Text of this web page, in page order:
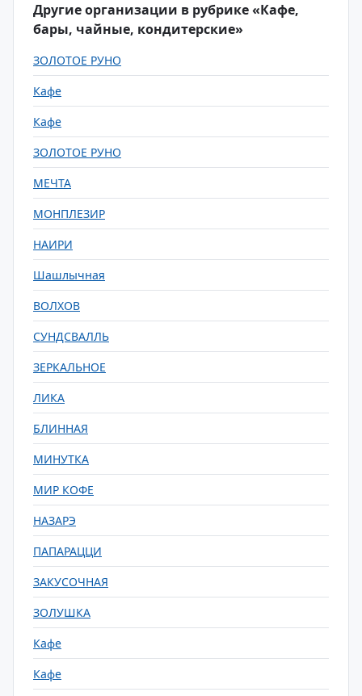
Другие организации в рубрике «Кафе,
бары, чайные, кондитерские»
ЗОЛОТОЕ РУНО
Кафе
Кафе
ЗОЛОТОЕ РУНО
МЕЧТА
МОНПЛЕЗИР
НАИРИ
Шашлычная
ВОЛХОВ
СУНДСВАЛЛЬ
ЗЕРКАЛЬНОЕ
ЛИКА
БЛИННАЯ
МИНУТКА
МИР КОФЕ
НАЗАРЭ
ПАПАРАЦЦИ
ЗАКУСОЧНАЯ
ЗОЛУШКА
Кафе
Кафе